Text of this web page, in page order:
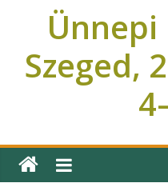
Szeged,